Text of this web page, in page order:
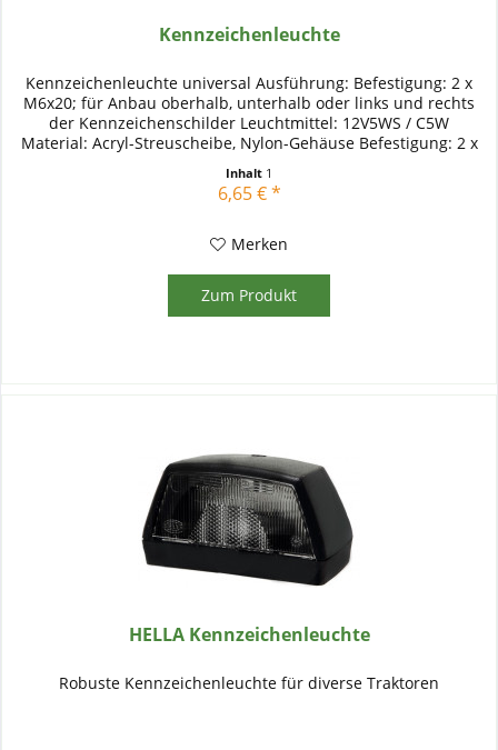
Kennzeichenleuchte
Kennzeichenleuchte universal Ausführung: Befestigung: 2 x
M6x20; für Anbau oberhalb, unterhalb oder links und rechts
der Kennzeichenschilder Leuchtmittel: 12V5WS / C5W
Material: Acryl-Streuscheibe, Nylon-Gehäuse Befestigung: 2 x
Inhalt 1
6,65 € *
Merken
Zum Produkt
HELLA Kennzeichenleuchte
Robuste Kennzeichenleuchte für diverse Traktoren